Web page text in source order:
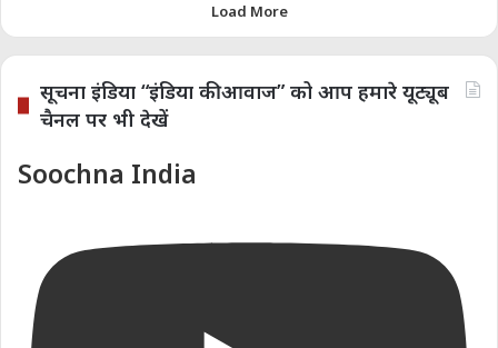
Load More
सूचना इंडिया “इंडिया की आवाज” को आप हमारे यूट्यूब
चैनल पर भी देखें
Soochna India